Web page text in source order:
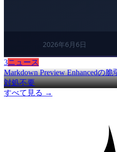
3ニュース
Markdown Preview Enhancedの
対処不要
すべて見る →